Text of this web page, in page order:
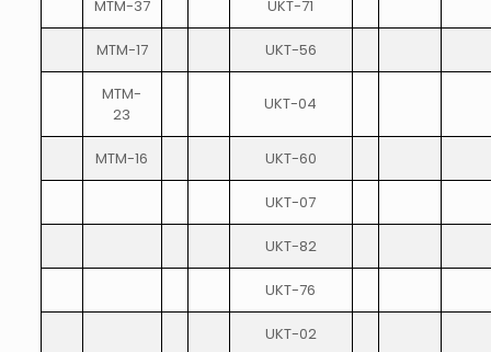
MTM-37 UKT-71
MTM-17 UKT-56
MTM-
23
UKT-04
MTM-16 UKT-60
UKT-07
UKT-82
UKT-76
UKT-02